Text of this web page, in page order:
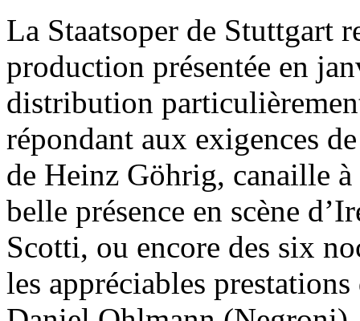
La Staatsoper de Stuttgart
production présentée en
distribution
répondant aux exigences
de Heinz Göhrig, canaille
belle présence en scène
Scotti, ou encore des six
les appréciables